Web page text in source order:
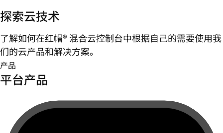
探索云技术
了解如何在红帽® 混合云控制台中根据自己的需要使用我
们的云产品和解决方案。
产品
平台产品